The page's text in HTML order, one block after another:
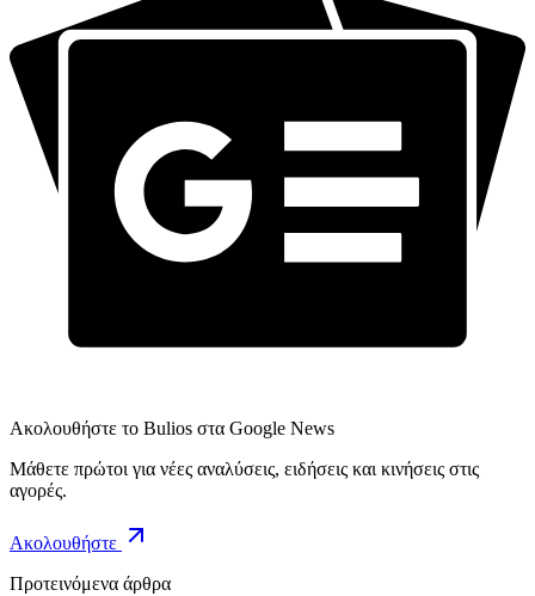
Ακολουθήστε το Bulios στα Google News
Μάθετε πρώτοι για νέες αναλύσεις, ειδήσεις και κινήσεις στις
αγορές.
Ακολουθήστε
Προτεινόμενα άρθρα